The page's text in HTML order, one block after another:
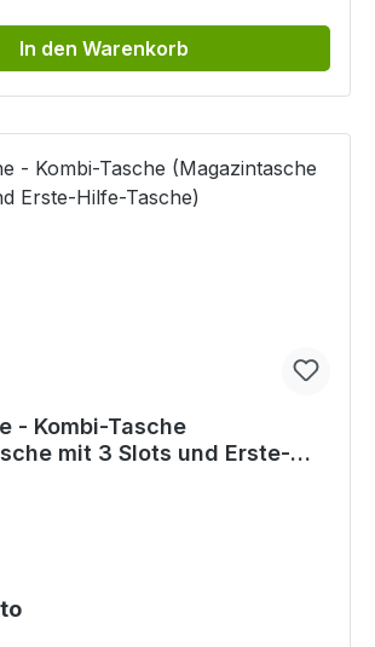
In den Warenkorb
- Kombi-Tasche
mit 3 Slots und Erste-